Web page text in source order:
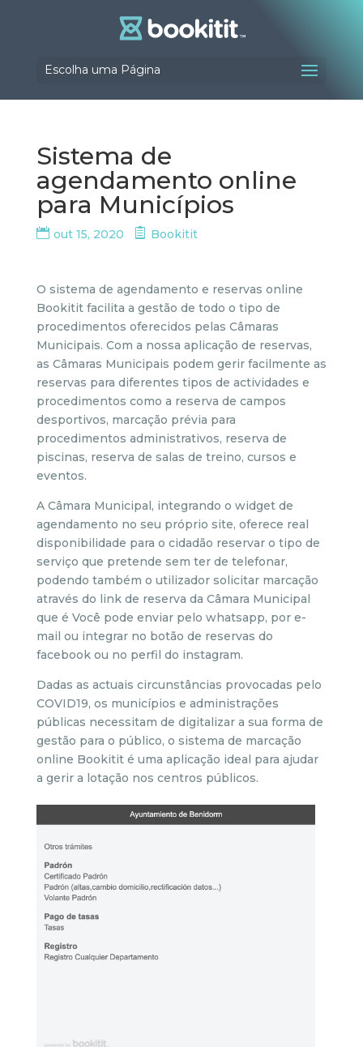
Escolha uma Página
Sistema de
agendamento online
para Municípios
out 15, 2020 Bookitit
O sistema de agendamento e reservas online
Bookitit facilita a gestão de todo o tipo de
procedimentos oferecidos pelas Câmaras
Municipais. Com a nossa aplicação de reservas,
as Câmaras Municipais podem gerir facilmente as
reservas para diferentes tipos de actividades e
procedimentos como a reserva de campos
desportivos, marcação prévia para
procedimentos administrativos, reserva de
piscinas, reserva de salas de treino, cursos e
eventos.
A Câmara Municipal, integrando o widget de
agendamento no seu próprio site, oferece real
disponibilidade para o cidadão reservar o tipo de
serviço que pretende sem ter de telefonar,
podendo também o utilizador solicitar marcação
através do link de reserva da Câmara Municipal
que é Você pode enviar pelo whatsapp, por e-
mail ou integrar no botão de reservas do
facebook ou no perfil do instagram.
Dadas as actuais circunstâncias provocadas pelo
COVID19, os municípios e administrações
públicas necessitam de digitalizar a sua forma de
gestão para o público, o sistema de marcação
online Bookitit é uma aplicação ideal para ajudar
a gerir a lotação nos centros públicos.